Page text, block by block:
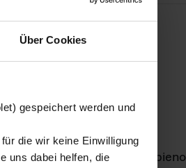
Über Cookies
gespeichert werden und
die wir keine Einwilligung
uns dabei helfen, die
GmbH e rimangono in pieno